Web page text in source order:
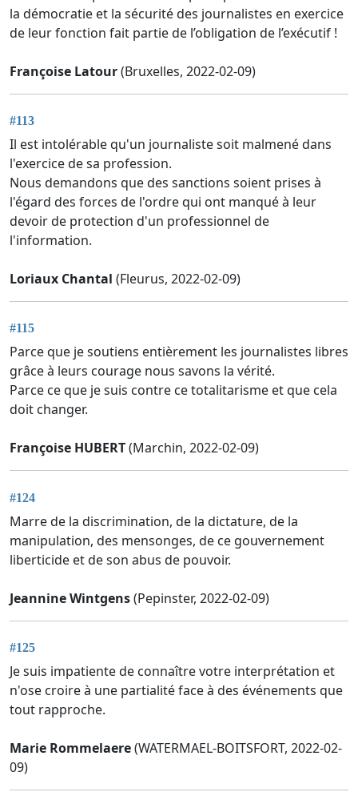
la démocratie et la sécurité des journalistes en exercice
de leur fonction fait partie de l’obligation de l’exécutif !
Françoise Latour(Bruxelles, 2022-02-09)
#113
Il est intolérable qu'un journaliste soit malmené dans
l'exercice de sa profession.
Nous demandons que des sanctions soient prises à
l'égard des forces de l'ordre qui ont manqué à leur
devoir de protection d'un professionnel de
l'information.
Loriaux Chantal (Fleurus, 2022-02-09)
#115
Parce que je soutiens entièrement les journalistes libres
grâce à leurs courage nous savons la vérité.
Parce ce que je suis contre ce totalitarisme et que cela
doit changer.
Françoise HUBERT(Marchin, 2022-02-09)
#124
Marre de la discrimination, de la dictature, de la
manipulation, des mensonges, de ce gouvernement
liberticide et de son abus de pouvoir.
Jeannine Wintgens(Pepinster, 2022-02-09)
#125
Je suis impatiente de connaître votre interprétation et
n'ose croire à une partialité face à des événements que
tout rapproche.
Marie Rommelaere(WATERMAEL-BOITSFORT, 2022-02-
09)